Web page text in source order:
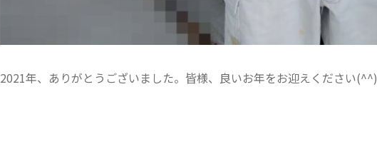
2021年、ありがとうございました。皆様、良いお年をお迎えください(^^)